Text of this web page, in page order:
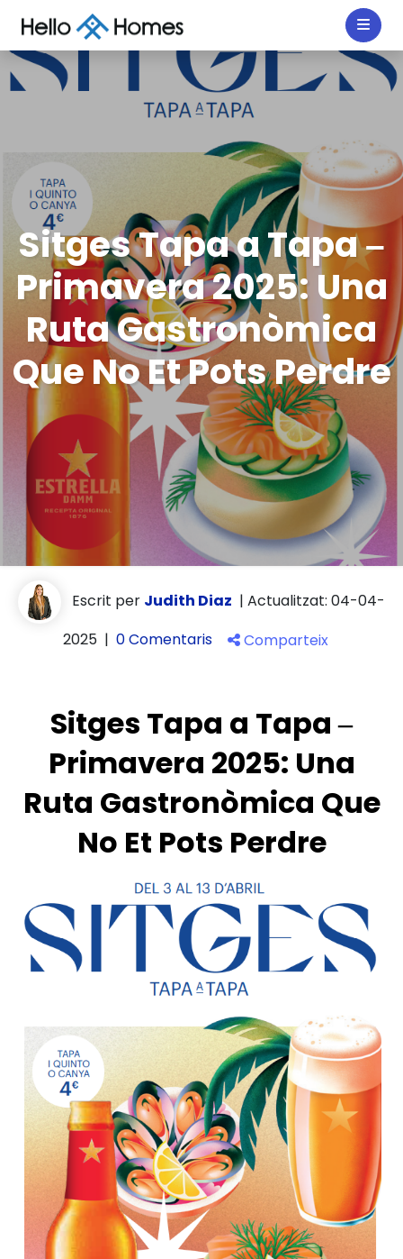
Sitges Tapa a Tapa –
Primavera 2025: Una
Ruta Gastronòmica
Que No Et Pots Perdre
Escrit per Judith Diaz | Actualitzat: 04-04-
2025 | 0 Comentaris Comparteix
Sitges Tapa a Tapa –
Primavera 2025: Una
Ruta Gastronòmica Que
No Et Pots Perdre